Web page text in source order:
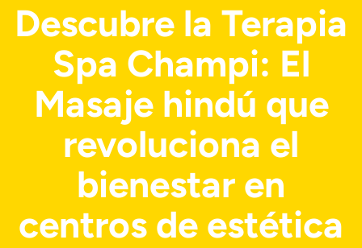
Descubre la Terapia
Spa Champi: El
Masaje hindú que
revoluciona el
bienestar en
centros de estética